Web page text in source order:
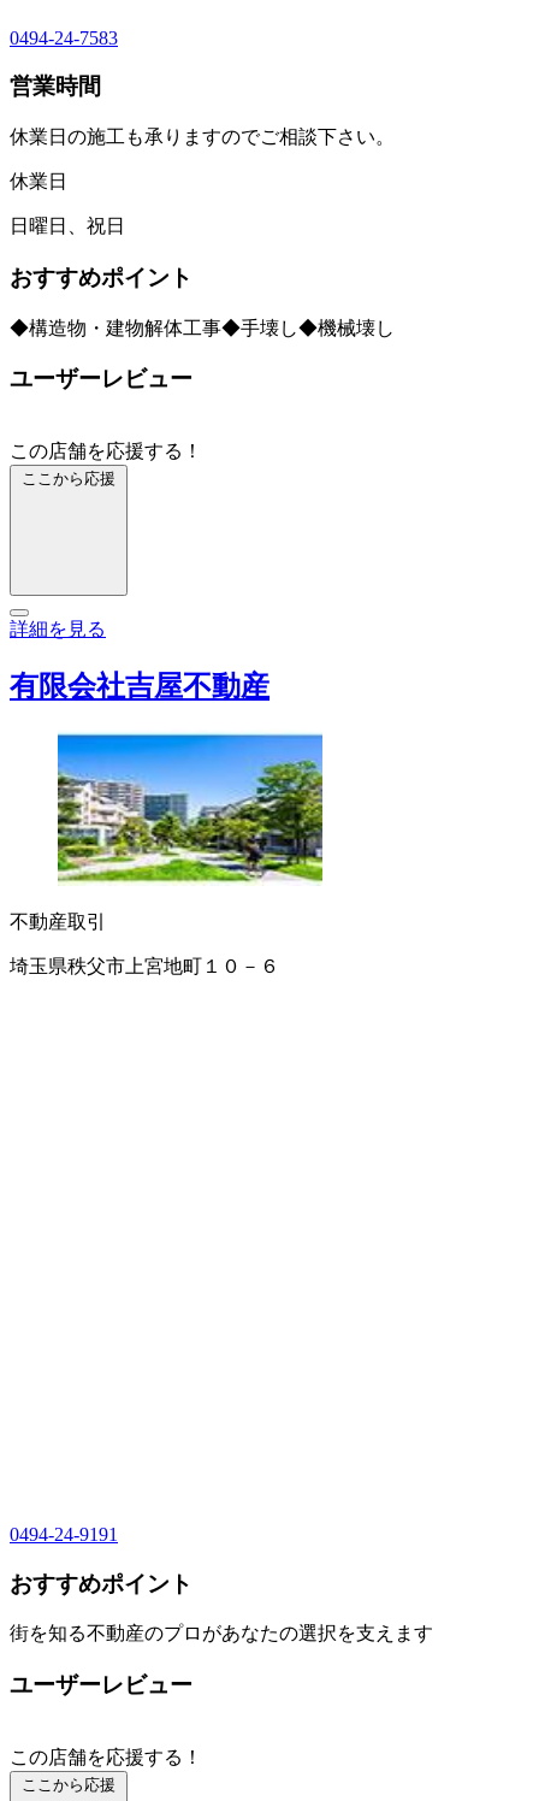
0494-24-7583
営業時間
休業日の施工も承りますのでご相談下さい。
休業日
日曜日、祝日
おすすめポイント
◆構造物・建物解体工事◆手壊し◆機械壊し
ユーザーレビュー
この店舗を応援する！
ここから応援
詳細を見る
有限会社吉屋不動産
不動産取引
埼玉県秩父市上宮地町１０－６
0494-24-9191
おすすめポイント
街を知る不動産のプロがあなたの選択を支えます
ユーザーレビュー
この店舗を応援する！
ここから応援